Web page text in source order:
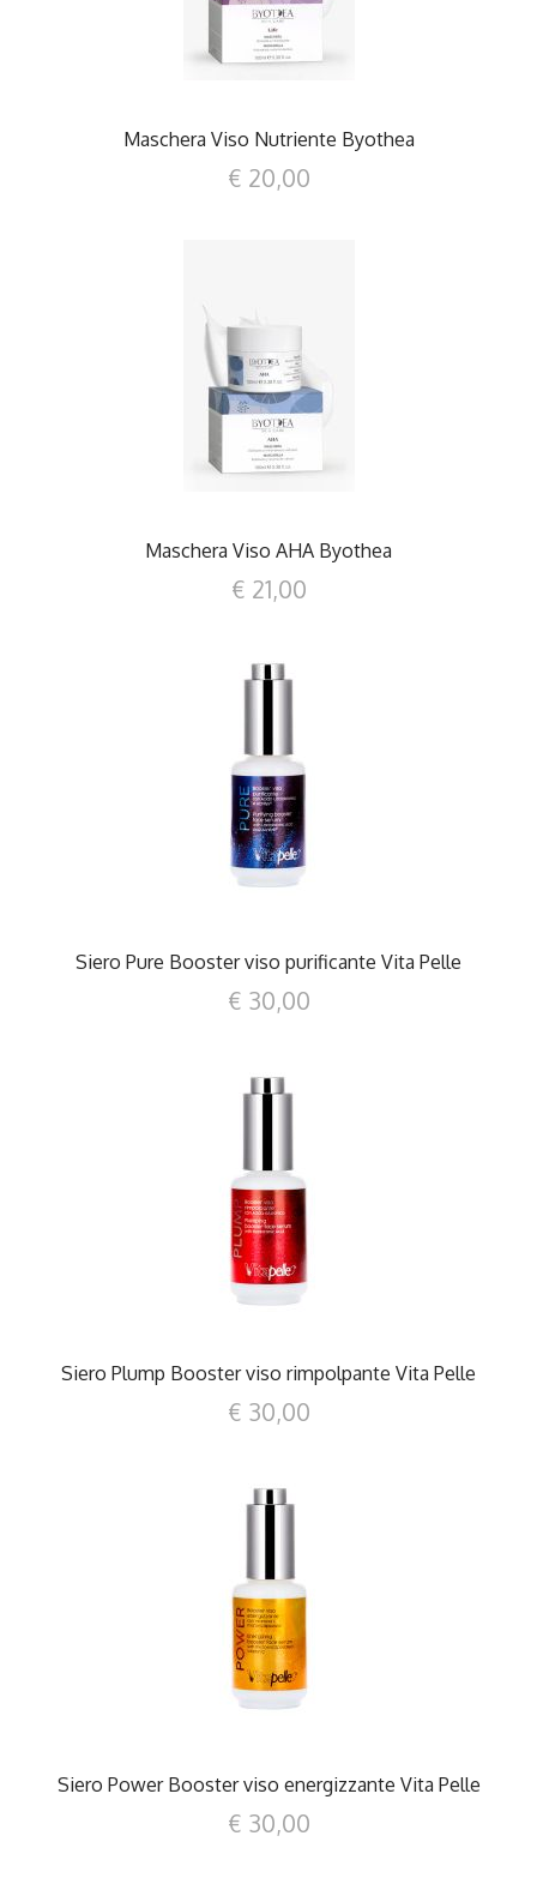
Maschera Viso Nutriente Byothea
€ 20,00
DETTAGLI
Maschera Viso AHA Byothea
€ 21,00
DETTAGLI
Siero Pure Booster viso purificante Vita Pelle
€ 30,00
DETTAGLI
Siero Plump Booster viso rimpolpante Vita Pelle
€ 30,00
DETTAGLI
Siero Power Booster viso energizzante Vita Pelle
€ 30,00